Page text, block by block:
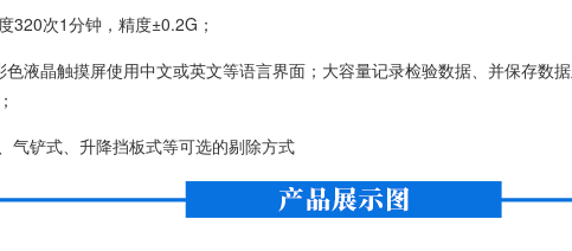
320次1分钟，精度±0.2G；
色液晶触摸屏使用中文或英文等语言界面；大容量记录检验数据、并保存数
气铲式、升降挡板式等可选的剔除方式